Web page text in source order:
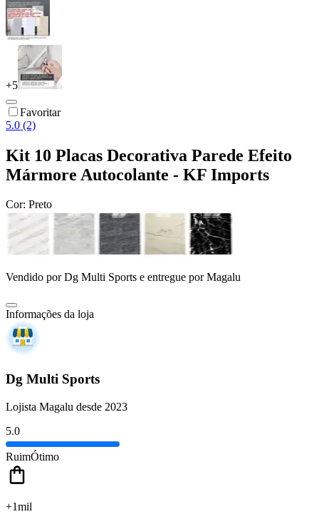
+5
Favoritar
5.0 (2)
Kit 10 Placas Decorativa Parede Efeito
Mármore Autocolante - KF Imports
Cor: Preto
Vendido porDg Multi Sports e entregue por Magalu
Informações da loja
Dg Multi Sports
Lojista Magalu desde 2023
5.0
RuimÓtimo
+1mil